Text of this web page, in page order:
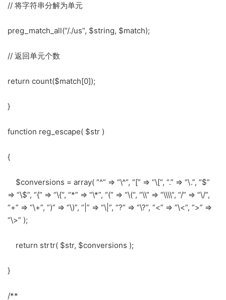
// 将字符串分解为单元
preg_match_all(“/./us”, $string, $match);
// 返回单元个数
return count($match[0]);
}
function reg_escape( $str )
{
$conversions = array( “^” => “\^”, “[” => “\[“, “.” => “\.”, “$”
=> “\$”, “{” => “\{“, “*” => “\*”, “(” => “\(“, “\\” => “\\\\”, “/” => “\/”,
“+” => “\+”, “)” => “\)”, “|” => “\|”, “?” => “\?”, “<” => “\<“, “>” =>
“\>” );
return strtr( $str, $conversions );
}
/**